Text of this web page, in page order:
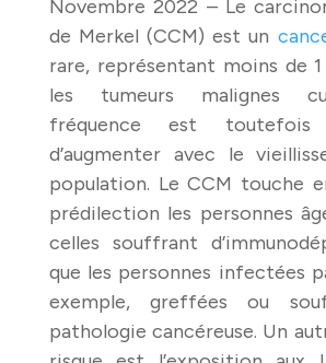
Novembre 2022 – Le
de Merkel (CCM) est un
rare, représentant moins de
les tumeurs malignes
fréquence est toutefois
d’augmenter avec le
population. Le CCM touche
prédilection les personnes
celles souffrant
que les personnes infectées
exemple, greffées ou
pathologie cancéreuse. Un